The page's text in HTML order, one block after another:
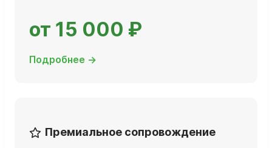
от 15 000 ₽
Подробнее →
Премиальное сопровождение